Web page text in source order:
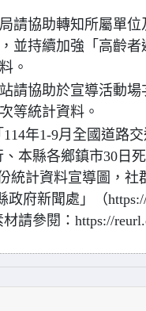
請協助轉知所屬單
並持續加強「高齡
。
請協助於宣導活動
等統計資料。
114年1-9月全國道路
本縣各鄉鎮市30日
統計資料宣導圖，
政府新聞處」（
請參閱：https://